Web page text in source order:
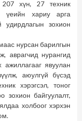
хүн, 27 техник
үеийн хариу арга
удирдлагын зохион
нурсан барилгын
аврагчид нурангид
ажиллагааг явуулан
аюулгүй бүсэд
хэрэгсэл, тоног
зохион байгуулалт,
холбоог хэрхэн